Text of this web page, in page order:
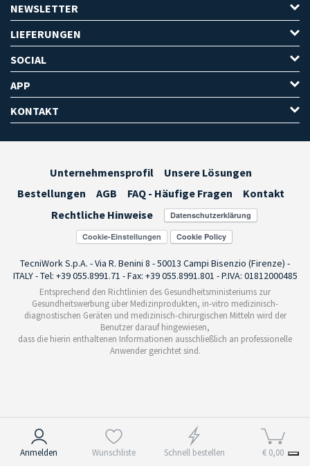
Anmelden Wunschliste Schnell bestellen € 0,00
NEWSLETTER
LIEFERUNGEN
SOCIAL
APP
KONTAKT
Unternehmensprofil
Unsere Lösungen
Bestellungen
AGB FAQ - Häufige Fragen
Kontakt
Rechtliche Hinweise
Cookie-Einstellungen
TecniWork S.p.A. - Via R. Benini 8 - 50013 Campi Bisenzio (Firenze) -
ITALY - Tel: +39 055.8991.71 - Fax: +39 055.8991.801 - P.IVA: 01812000485
Entsprechend den Richtlinien des Gesundheitsministeriums zur
Gesundheitswerbung über Medizinprodukten, in-vitro medizinisch-
diagnostischen Geräten und medizinisch-chirurgischen Mitteln wird der
Benutzer darauf hingewiesen,
dass die hierin enthaltenen Informationen ausschließlich an professionelle
Anwender gerichtet sind.
Hinweis bei Erhebung